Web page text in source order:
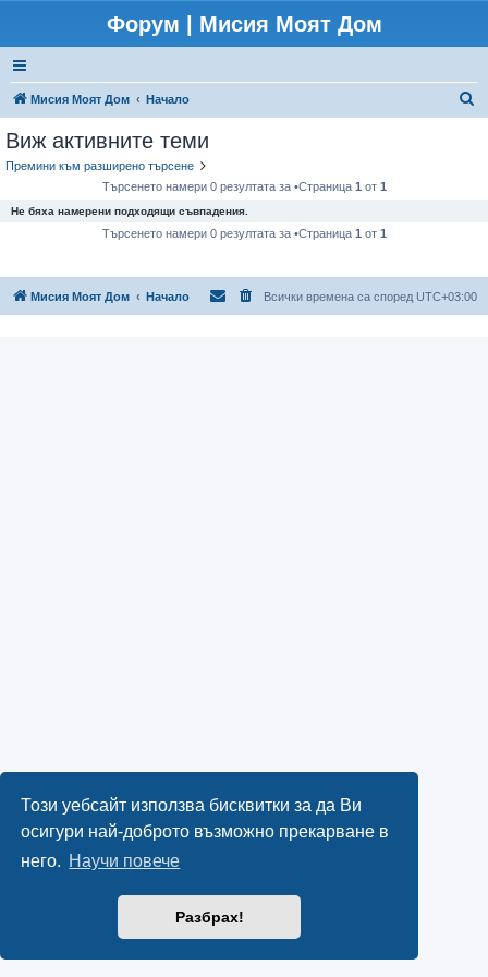
Този уебсайт използва бисквитки за да Ви
осигури най-доброто възможно прекарване в
него. Научи повече
Разбрах!
Форум | Мисия Моят Дом
Мисия Моят Дом Начало
Виж активните теми
Премини към разширено търсене
Търсенето намери 0 резултата за •Страница 1 от 1
Не бяха намерени подходящи съвпадения.
Търсенето намери 0 резултата за •Страница 1 от 1
Мисия Моят Дом Начало Всички времена са според UTC+03:00